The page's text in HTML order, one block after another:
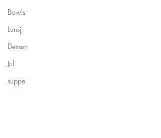
Bowls
Lunsj
Dessert
Jul
suppe